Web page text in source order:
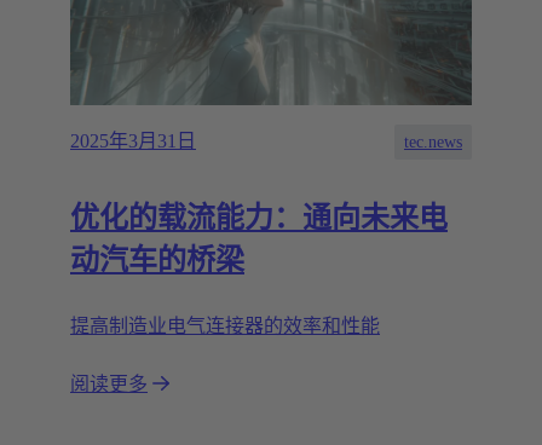
2025年3月31日 tec.news
优化的载流能力：通向未来电
动汽车的桥梁
提高制造业电气连接器的效率和性能
阅读更多